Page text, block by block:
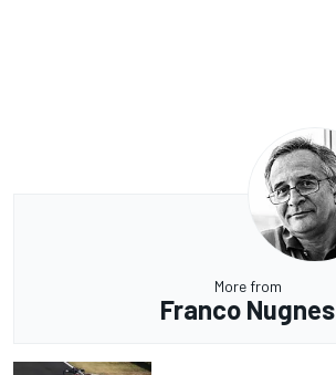
More from
Franco Nugnes